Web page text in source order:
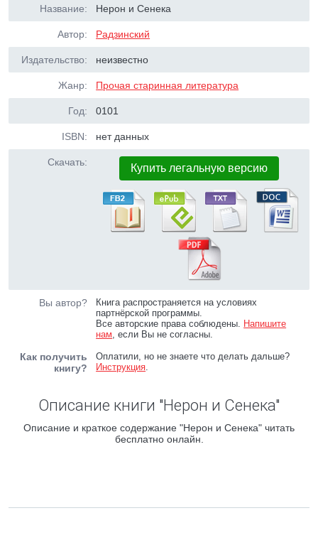
Название: Нерон и Сенека
Автор: Радзинский
Издательство: неизвестно
Жанр: Прочая старинная литература
Год: 0101
ISBN: нет данных
Скачать: Купить легальную версию
Вы автор?
Книга распространяется на условиях
партнёрской программы.
Все авторские права соблюдены. Напишите
нам, если Вы не согласны.
Как получить
книгу?
Оплатили, но не знаете что делать дальше?
Инструкция.
Описание книги "Нерон и Сенека"
Описание и краткое содержание "Нерон и Сенека" читать
бесплатно онлайн.